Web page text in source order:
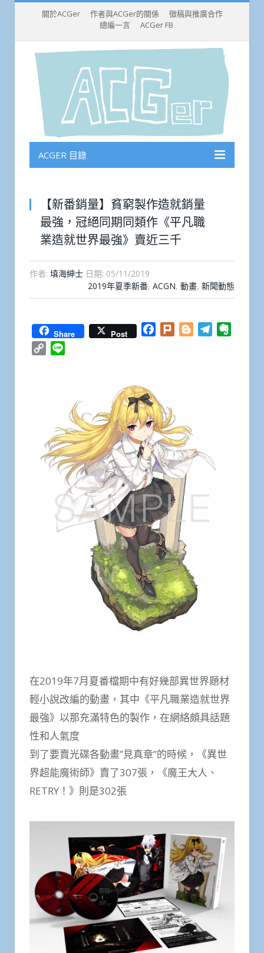
關於ACGer 作者與ACGer的關係
徵稿與推廣合作
總編一言
ACGer FB
ACGER 目錄
【新番銷量】貧窮製作造就銷量
最強，冠絕同期同類作《平凡職
業造就世界最強》賣近三千
作者: 填海紳士 日期: 05/11/2019
2019年夏季新番, ACGN, 動畫, 新聞動態
Share Post Facebook
Plurk BloggerTelegram
Copy
在2019年7月夏番檔期中有好幾部異世界題材
輕小說改編的動畫，其中《平凡職業造就世界
最強》以那充滿特色的製作，在網絡頗具話題
性和人氣度
到了要賣光碟各動畫”見真章”的時候，《異世
界超能魔術師》賣了307張，《魔王大人、
RETRY！》則是302張